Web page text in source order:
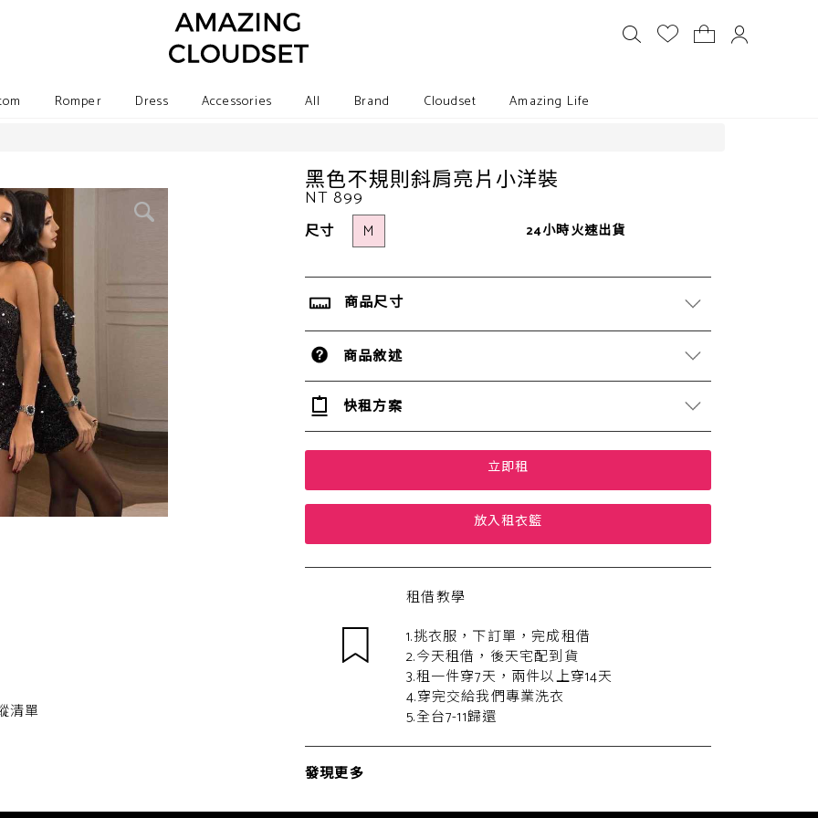
Romper Dress Accessories All Brand Cloudset Amazing Life
清單
黑色不規則斜肩亮片小洋裝
NT 899
尺寸 M 24小時火速出貨
商品尺寸
商品敘述
快租方案
立即租
放入租衣籃
租借教學
1.挑衣服，下訂單，完成租借
2.今天租借，後天宅配到貨
3.租一件穿7天，兩件以上穿14天
4.穿完交給我們專業洗衣
5.全台7-11歸還
發現更多